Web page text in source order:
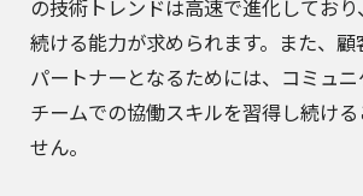
の技術トレンドは高速で進化してお
続ける能力が求められます。また、顧
パートナーとなるためには、コミュ
チームでの協働スキルを習得し続け
せん。